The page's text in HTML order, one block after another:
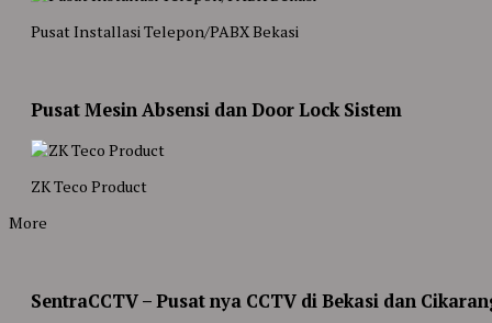
Pusat Installasi Telepon/PABX Bekasi
Pusat Mesin Absensi dan Door Lock Sistem
ZK Teco Product
More
SentraCCTV – Pusat nya CCTV di Bekasi dan